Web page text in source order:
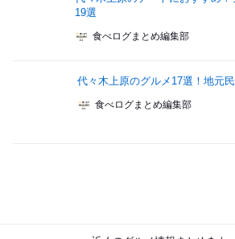
19選
食べログまとめ編集部
代々木上原のグルメ17選！地元
食べログまとめ編集部